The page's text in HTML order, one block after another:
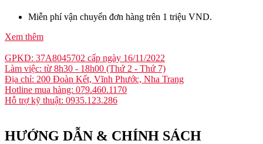
Miễn phí vận chuyển đơn hàng trên 1 triệu VND.
Xem thêm
GPKD: 37A8045702 cấp ngày 16/11/2022
Làm việc: từ 8h30 - 18h00 (Thứ 2 - Thứ 7)
Địa chỉ: 200 Đoàn Kết, Vĩnh Phước, Nha Trang
Hotline mua hàng: 079.460.1170
Hỗ trợ kỹ thuật: 0935.123.286
HƯỚNG DẪN & CHÍNH SÁCH